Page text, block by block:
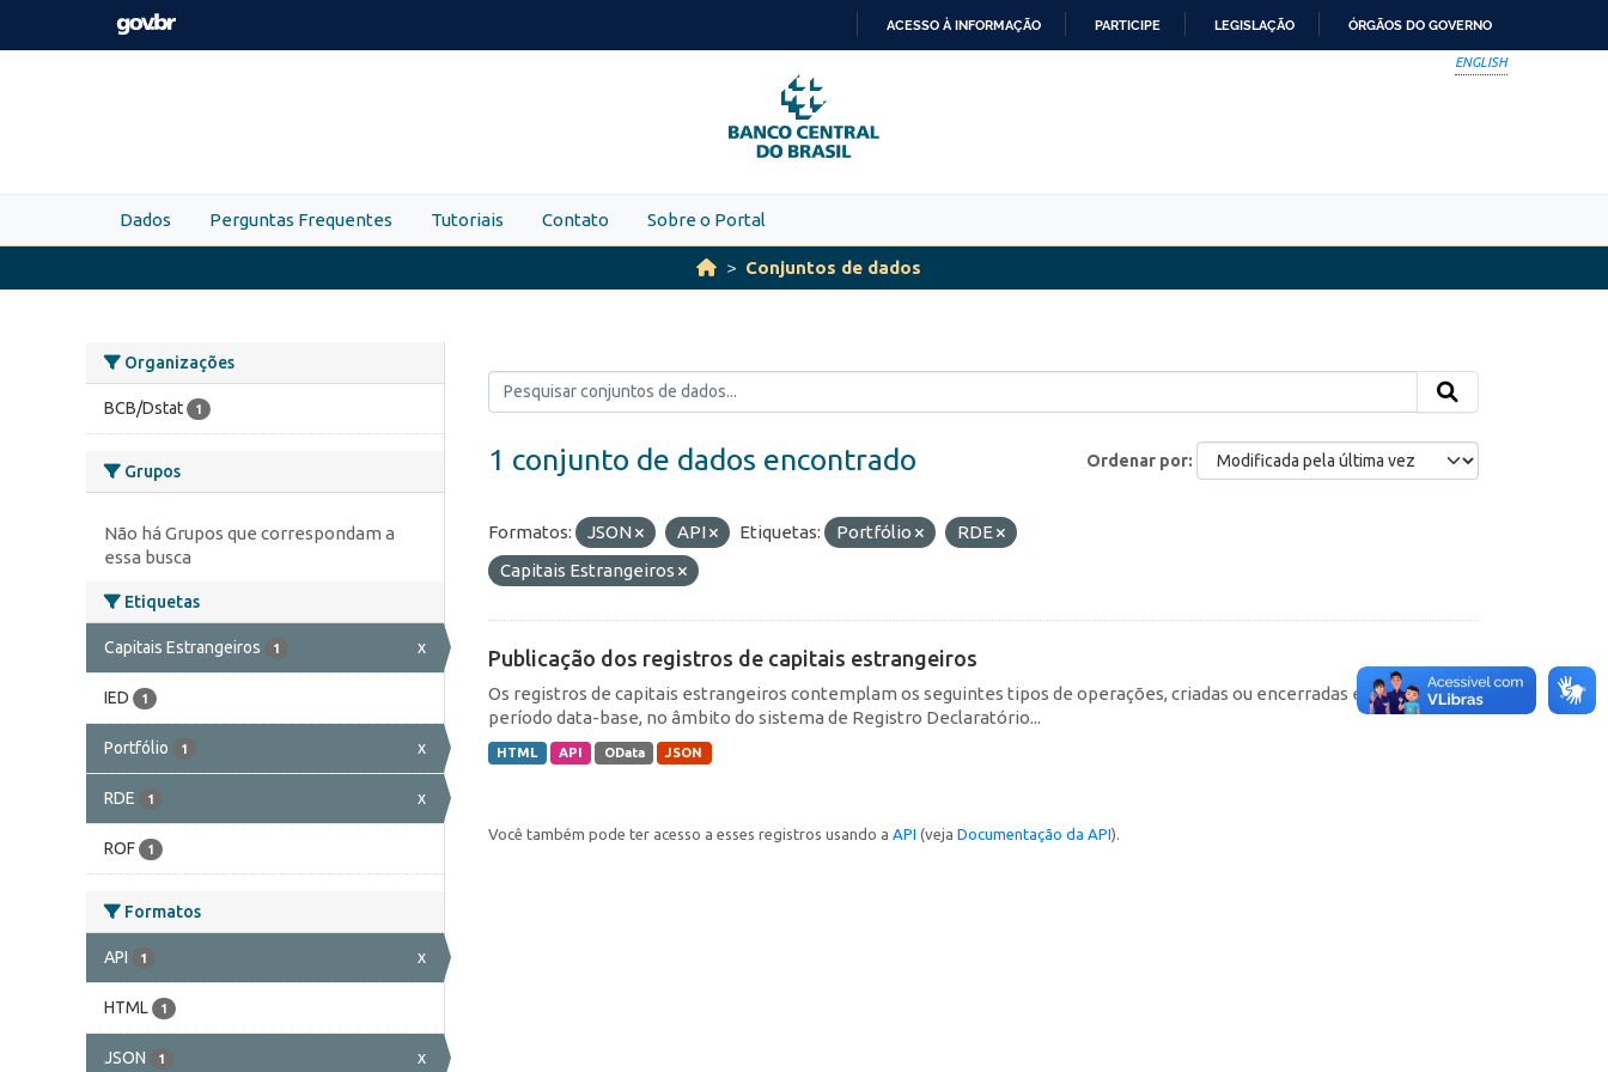
Skip to main content
PARA
O
CONTEÚDO
ACESSO À INFORMAÇÃO PARTICIPE LEGISLAÇÃO ÓRGÃOS DO GOVERNO
ENGLISH
Dados Perguntas Frequentes Tutoriais Contato Sobre o Portal
Conjuntos de dados
Organizações
BCB/Dstat 1
Grupos
Não há Grupos que correspondam a
essa busca
Etiquetas
Capitais Estrangeiros 1 x
IED 1
Portfólio 1 x
RDE 1 x
ROF 1
Formatos
API 1 x
HTML 1
JSON 1 x
Ordenar por
1 conjunto de dados encontrado
Formatos: JSON API Etiquetas: Portfólio
RDE
Capitais Estrangeiros
Publicação dos registros de capitais estrangeiros
Os registros de capitais estrangeiros contemplam os seguintes tipos de operações, criadas ou encerradas em cada
período data-base, no âmbito do sistema de Registro Declaratório...
HTML API OData JSON
Você também pode ter acesso a esses registros usando a API (veja Documentação da API).